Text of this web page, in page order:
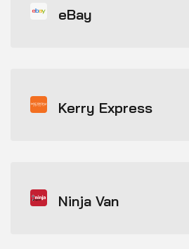
eBay
Kerry Express
Ninja Van